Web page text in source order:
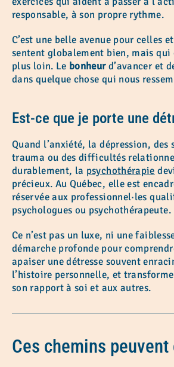
responsable, à son propre rythme.
C’est une belle avenue pour celles
sentent globalement bien, mais qui
plus loin. Le bonheurd’avancer et
dans quelque chose qui nous
Est-ce que je porte une
Quand l’anxiété, la dépression, des
trauma ou des difficultés
durablement, la psychothérapie
précieux. Au Québec, elle est
réservée aux professionnel·les
psychologues ou psychothérapeute.
Ce n’est pas un luxe, ni une
démarche profonde pour
apaiser une détresse souvent
l’histoire personnelle, et
son rapport à soi et aux autres.
Ces chemins